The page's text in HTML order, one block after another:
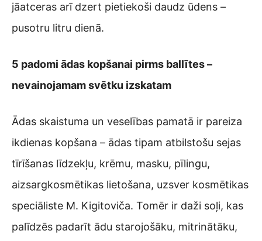
jāatceras arī dzert pietiekoši daudz ūdens –
pusotru litru dienā.
5 padomi ādas kopšanai pirms ballītes –
nevainojamam svētku izskatam
Ādas skaistuma un veselības pamatā ir pareiza
ikdienas kopšana – ādas tipam atbilstošu sejas
tīrīšanas līdzekļu, krēmu, masku, pīlingu,
aizsargkosmētikas lietošana, uzsver kosmētikas
speciāliste M. Kigitoviča. Tomēr ir daži soļi, kas
palīdzēs padarīt ādu starojošāku, mitrinātāku,